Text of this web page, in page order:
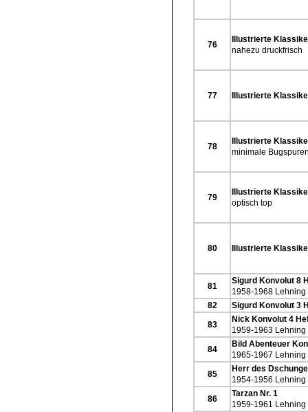
76
Illustrierte
nahezu druckfrisch
77 Illustrierte
78
Illustrierte
minimale
79
Illustrierte
optisch top
80 Illustrierte
81
Sigurd Konvolut 8
1958-1968 Lehning
82
Sigurd Konvolut 3
83
Nick Konvolut 4
1959-1963 Lehning
84
Bild Abenteuer
1965-1967 Lehning
85
Herr des
1954-1956 Lehning
86
Tarzan Nr. 1
1959-1961 Lehning